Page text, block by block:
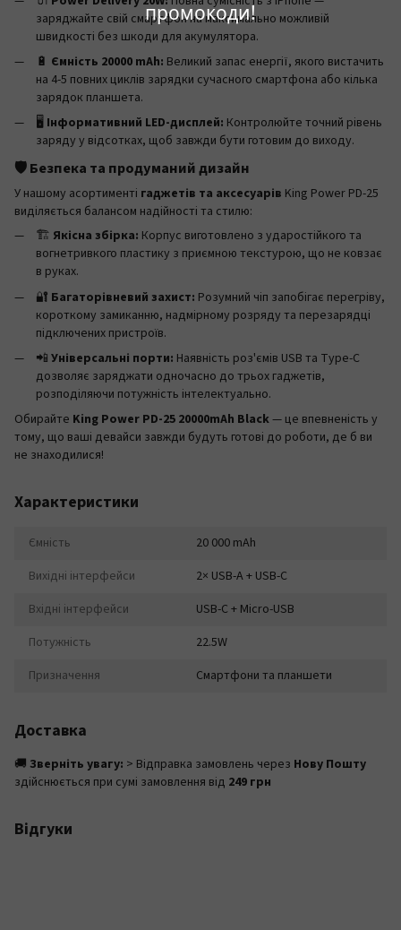
промокоди!
заряджайте свій смартфон на максимально можливій
швидкості без шкоди для акумулятора.
🔋 Ємність 20000 mAh: Великий запас енергії, якого вистачить
на 4-5 повних циклів зарядки сучасного смартфона або кілька
зарядок планшета.
🖥️ Інформативний LED-дисплей: Контролюйте точний рівень
заряду у відсотках, щоб завжди бути готовим до виходу.
🛡️ Безпека та продуманий дизайн
У нашому асортименті гаджетів та аксесуарів King Power PD-25
виділяється балансом надійності та стилю:
🏗️ Якісна збірка: Корпус виготовлено з ударостійкого та
вогнетривкого пластику з приємною текстурою, що не ковзає
в руках.
🔐 Багаторівневий захист: Розумний чіп запобігає перегріву,
короткому замиканню, надмірному розряду та перезарядці
підключених пристроїв.
📲 Універсальні порти: Наявність роз'ємів USB та Type-C
дозволяє заряджати одночасно до трьох гаджетів,
розподіляючи потужність інтелектуально.
Обирайте King Power PD-25 20000mAh Black— це впевненість у
тому, що ваші девайси завжди будуть готові до роботи, де б ви
не знаходилися!
Характеристики
Ємність
20 000 mAh
Вихідні інтерфейси
2× USB-A + USB-C
Вхідні інтерфейси
USB-C + Micro-USB
Потужність
22.5W
Призначення
Смартфони та планшети
Доставка
🚚 Зверніть увагу: > Відправка замовлень через Нову Пошту
здійснюється при сумі замовлення від 249 грн
Відгуки